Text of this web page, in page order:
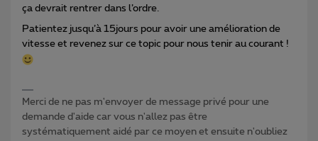
ça devrait rentrer dans l’ordre.
Patientez jusqu’à 15jours pour avoir une amélioration de
vitesse et revenez sur ce topic pour nous tenir au courant !
Merci de ne pas m'envoyer de message privé pour une
demande d'aide car vous n'allez pas être
systématiquement aidé par ce moyen et ensuite n'oubliez